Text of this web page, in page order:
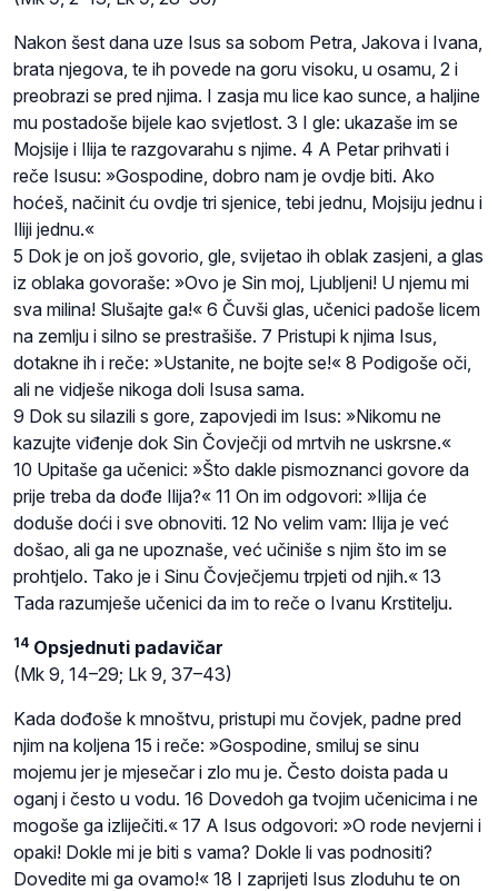
Nakon šest dana uze Isus sa sobom Petra, Jakova i Ivana,
brata njegova, te ih povede na goru visoku, u osamu, 2 i
preobrazi se pred njima. I zasja mu lice kao sunce, a haljine
mu postadoše bijele kao svjetlost. 3 I gle: ukazaše im se
Mojsije i Ilija te razgovarahu s njime. 4 A Petar prihvati i
reče Isusu: »Gospodine, dobro nam je ovdje biti. Ako
hoćeš, načinit ću ovdje tri sjenice, tebi jednu, Mojsiju jednu i
Iliji jednu.«
5 Dok je on još govorio, gle, svijetao ih oblak zasjeni, a glas
iz oblaka govoraše: »Ovo je Sin moj, Ljubljeni! U njemu mi
sva milina! Slušajte ga!« 6 Čuvši glas, učenici padoše licem
na zemlju i silno se prestrašiše. 7 Pristupi k njima Isus,
dotakne ih i reče: »Ustanite, ne bojte se!« 8 Podigoše oči,
ali ne vidješe nikoga doli Isusa sama.
9 Dok su silazili s gore, zapovjedi im Isus: »Nikomu ne
kazujte viđenje dok Sin Čovječji od mrtvih ne uskrsne.«
10 Upitaše ga učenici: »Što dakle pismoznanci govore da
prije treba da dođe Ilija?« 11 On im odgovori: »Ilija će
doduše doći i sve obnoviti. 12 No velim vam: Ilija je već
došao, ali ga ne upoznaše, već učiniše s njim što im se
prohtjelo. Tako je i Sinu Čovječjemu trpjeti od njih.« 13
Tada razumješe učenici da im to reče o Ivanu Krstitelju.
14 Opsjednuti padavičar
(Mk 9, 14–29; Lk 9, 37–43)
Kada dođoše k mnoštvu, pristupi mu čovjek, padne pred
njim na koljena 15 i reče: »Gospodine, smiluj se sinu
mojemu jer je mjesečar i zlo mu je. Često doista pada u
oganj i često u vodu. 16 Dovedoh ga tvojim učenicima i ne
mogoše ga izliječiti.« 17 A Isus odgovori: »O rode nevjerni i
opaki! Dokle mi je biti s vama? Dokle li vas podnositi?
Dovedite mi ga ovamo!« 18 I zaprijeti Isus zloduhu te on